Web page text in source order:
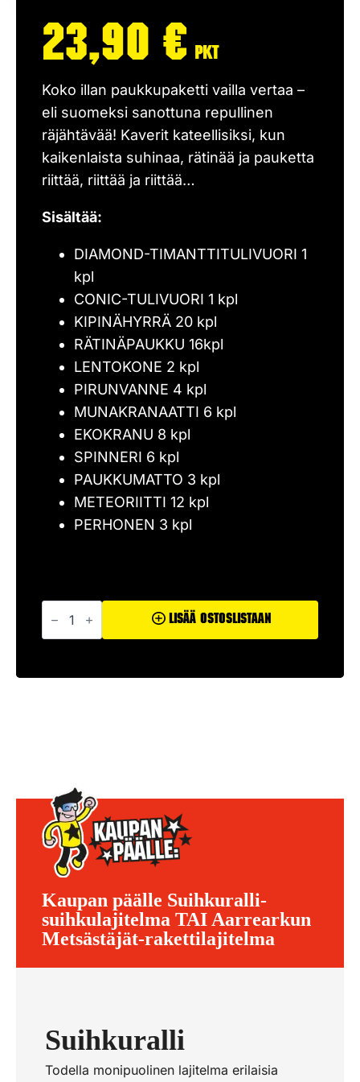
23,90 € pkt
Koko illan paukkupaketti vailla vertaa –
eli suomeksi sanottuna repullinen
räjähtävää! Kaverit kateellisiksi, kun
kaikenlaista suhinaa, rätinää ja pauketta
riittää, riittää ja riittää…
Sisältää:
DIAMOND-TIMANTTITULIVUORI 1
kpl
CONIC-TULIVUORI 1 kpl
KIPINÄHYRRÄ 20 kpl
RÄTINÄPAUKKU 16kpl
LENTOKONE 2 kpl
PIRUNVANNE 4 kpl
MUNAKRANAATTI 6 kpl
EKOKRANU 8 kpl
SPINNERI 6 kpl
PAUKKUMATTO 3 kpl
METEORIITTI 12 kpl
PERHONEN 3 kpl
Aarrearkku
määrä
Lisää Ostoslistaan
Kaupan päälle Suihkuralli-
suihkulajitelma TAI Aarrearkun
Metsästäjät-rakettilajitelma
Suihkuralli
Todella monipuolinen lajitelma erilaisia